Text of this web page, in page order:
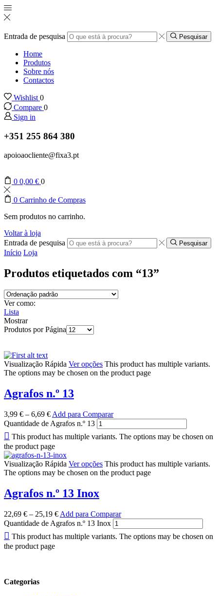
Entrada de pesquisa Pesquisar
Home
Produtos
Sobre nós
Contactos
Wishlist 0
Compare 0
Sign in
+351 255 864 380
apoioaocliente@fixa3.pt
0 0,00 € 0
0 Carrinho de Compras
Sem produtos no carrinho.
Voltar à loja
Entrada de pesquisa
Pesquisar
Início Loja
Produtos etiquetados com “13”
Ver como:
Lista
Mostrar
Produtos por Página
Visualização Rápida Ver opções This product has multiple variants.
The options may be chosen on the product page
Agrafos n.º 13
3,99 € – 6,69 € Add para Comparar
Quantidade de Agrafos n.º 13
This product has multiple variants. The options may be chosen on
the product page
Visualização Rápida Ver opções This product has multiple variants.
The options may be chosen on the product page
Agrafos n.º 13 Inox
22,69 € – 25,19 € Add para Comparar
Quantidade de Agrafos n.º 13 Inox
This product has multiple variants. The options may be chosen on
the product page
Categorias